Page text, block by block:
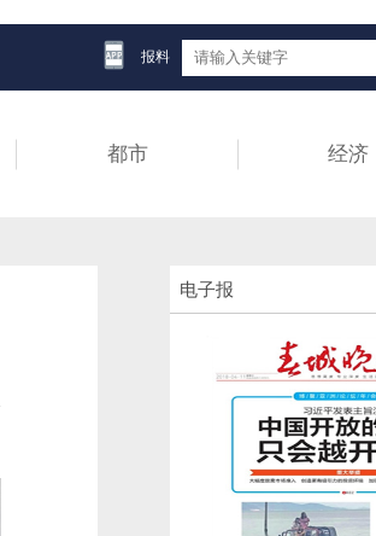
报料
都市 经济
电子报
基地加速成型
2026-06-14 19:28:18
云南2026年初中学业水
巴基斯坦总理：美伊已达
2026-06-15 07:27:48
【开屏早知道】云南这个
下“世界杯订单”？
2026-06-15 07:27:19